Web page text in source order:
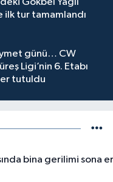
Gökbel Yağlı
ilk tur tamamlandı
günü… CW
Ligi’nin 6. Etabı
tutuldu